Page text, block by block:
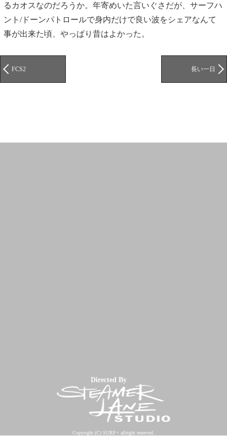
るカオスなのだろうか。年寄めいた言いぐさだが、サーフハ
ント/ドーンパトロールで身内だけで良い波をシェアなんて
事が出来た頃、やっぱり昔はよかった。
FCS2 長い一日
Directed By
Copyright (C) SURF+ allright reserved.